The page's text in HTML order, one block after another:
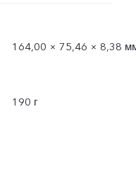
164,00 × 75,46 × 8,38
190 г